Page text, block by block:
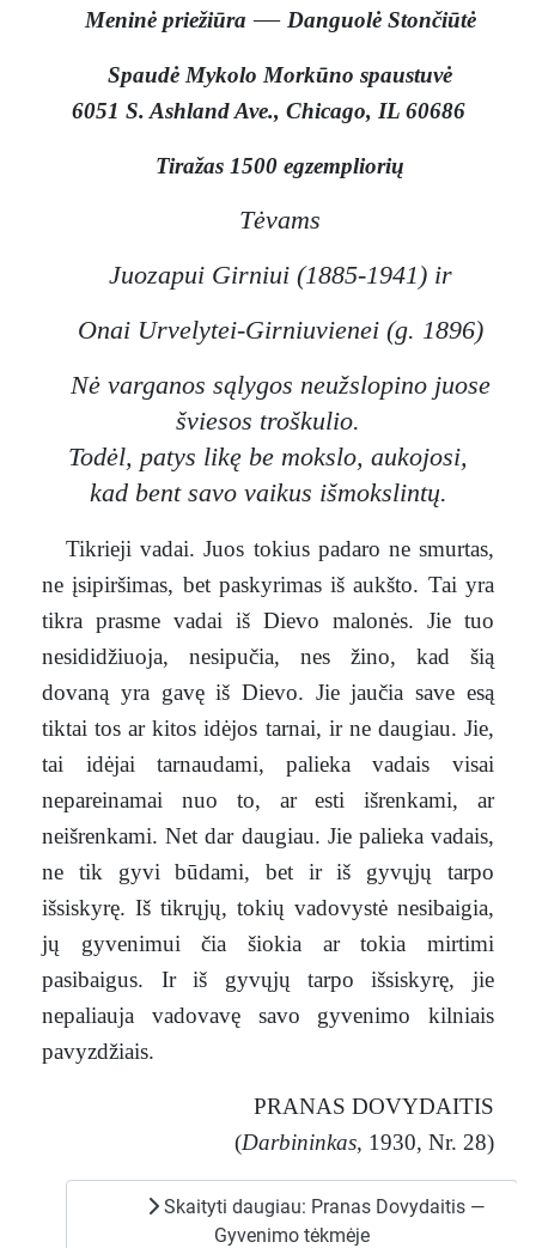
Meninė priežiūra — Danguolė Stončiūtė
Spaudė Mykolo Morkūno spaustuvė
6051 S. Ashland Ave., Chicago, IL 60686
Tiražas 1500 egzempliorių
Tėvams
Juozapui Girniui (1885-1941) ir
Onai Urvelytei-Girniuvienei (g. 1896)
Nė varganos sąlygos neužslopino juose
šviesos troškulio.
Todėl, patys likę be mokslo, aukojosi,
kad bent savo vaikus išmokslintų.
Tikrieji vadai. Juos tokius padaro ne smurtas,
ne įsipiršimas, bet paskyrimas iš aukšto. Tai yra
tikra prasme vadai iš Dievo malonės. Jie tuo
nesididžiuoja, nesipučia, nes žino, kad šią
dovaną yra gavę iš Dievo. Jie jaučia save esą
tiktai tos ar kitos idėjos tarnai, ir ne daugiau. Jie,
tai idėjai tarnaudami, palieka vadais visai
nepareinamai nuo to, ar esti išrenkami, ar
neišrenkami. Net dar daugiau. Jie palieka vadais,
ne tik gyvi būdami, bet ir iš gyvųjų tarpo
išsiskyrę. Iš tikrųjų, tokių vadovystė nesibaigia,
jų gyvenimui čia šiokia ar tokia mirtimi
pasibaigus. Ir iš gyvųjų tarpo išsiskyrę, jie
nepaliauja vadovavę savo gyvenimo kilniais
pavyzdžiais.
PRANAS DOVYDAITIS
(Darbininkas, 1930, Nr. 28)
Skaityti daugiau: Pranas Dovydaitis —
Gyvenimo tėkmėje